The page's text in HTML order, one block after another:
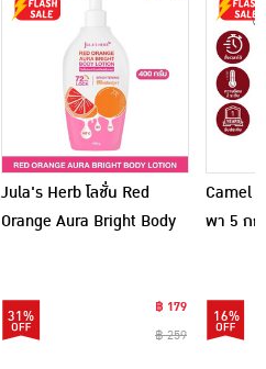
Jula's Herb โลชั่น Red
Orange Aura Bright Body
31%
฿ 179
฿ 259
Camel
พา 5 กก
16%